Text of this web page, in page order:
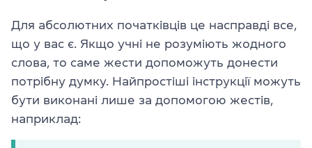
Для абсолютних початківців це насправді все,
що у вас є. Якщо учні не розуміють жодного
слова, то саме жести допоможуть донести
потрібну думку. Найпростіші інструкції можуть
бути виконані лише за допомогою жестів,
наприклад: